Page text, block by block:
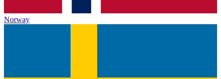
Norway